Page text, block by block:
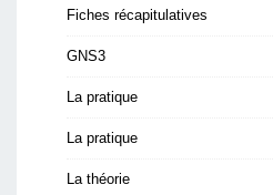
Fiches récapitulatives
GNS3
La pratique
La pratique
La théorie